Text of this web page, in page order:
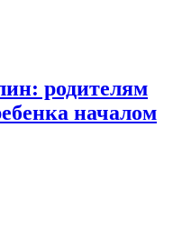
родителям
началом